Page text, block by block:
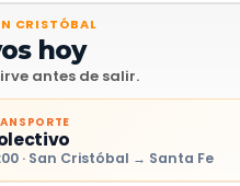
CRISTÓBAL
hoy
antes de salir.
· San Cristóbal → Santa Fe